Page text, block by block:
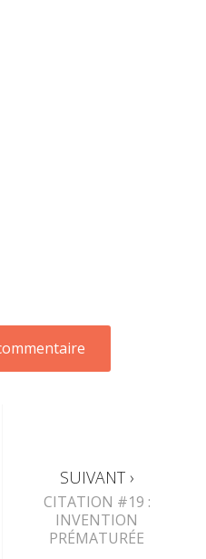
SUIVANT ›
CITATION #19 :
INVENTION
PRÉMATURÉE